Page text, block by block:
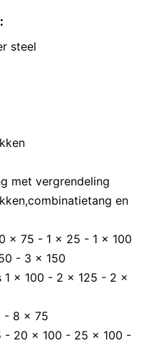
steel
met vergrendeling
en
x 75 - 1 x 25 - 1 x 100
- 3 x 150
1 x 100 - 2 x 125 - 2 x
- 8 x 75
- 20 x 100 - 25 x 100 -